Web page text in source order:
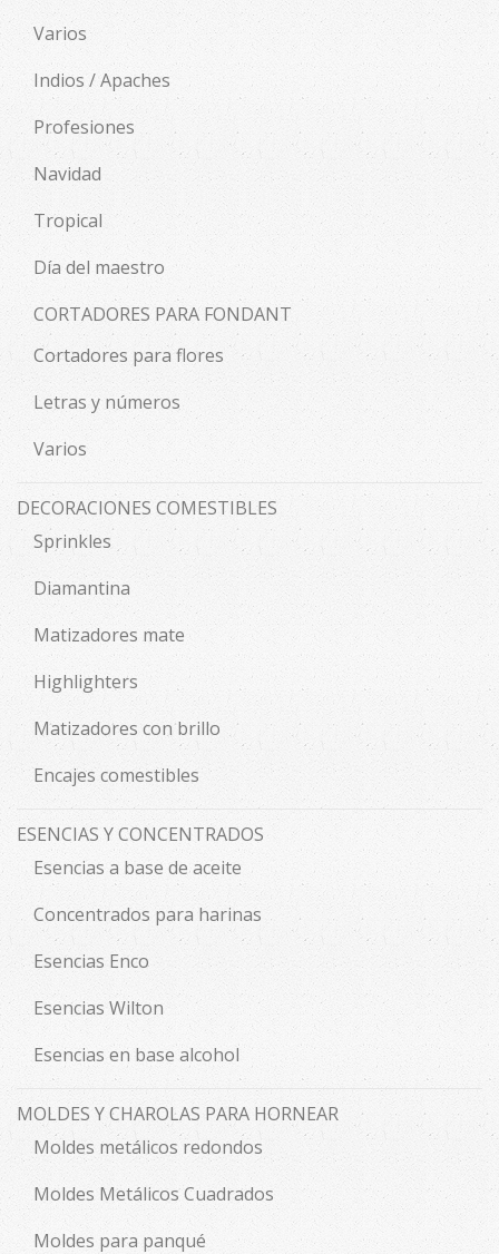
Varios
Indios / Apaches
Profesiones
Navidad
Tropical
Día del maestro
CORTADORES PARA FONDANT
Cortadores para flores
Letras y números
Varios
DECORACIONES COMESTIBLES
Sprinkles
Diamantina
Matizadores mate
Highlighters
Matizadores con brillo
Encajes comestibles
ESENCIAS Y CONCENTRADOS
Esencias a base de aceite
Concentrados para harinas
Esencias Enco
Esencias Wilton
Esencias en base alcohol
MOLDES Y CHAROLAS PARA HORNEAR
Moldes metálicos redondos
Moldes Metálicos Cuadrados
Moldes para panqué